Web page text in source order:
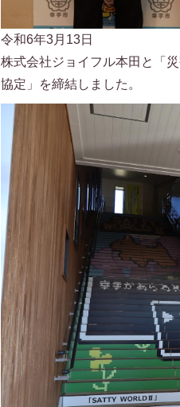
令和6年3月13日
株式会社ジョイフル本田と「
協定」を締結しました 。